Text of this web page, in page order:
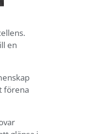
en
förena